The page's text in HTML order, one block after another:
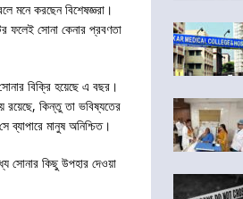
মনে করছেন বিশেষজ্ঞরা।
ফলেই সোনা কেনার প্রবণতা
বিক্রি হয়েছে এ বছর।
রয়েছে, কিন্তু তা ভবিষ্যতের
ব্যাপারে মানুষ অনিশ্চিত।
সোনার কিছু উপহার দেওয়া